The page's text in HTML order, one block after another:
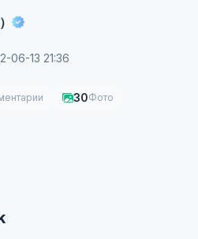
06-13 21:36
30Фото